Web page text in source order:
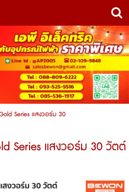
Series แสงวอร์ม 30
Series แสงวอร์ม 30 วัตต์